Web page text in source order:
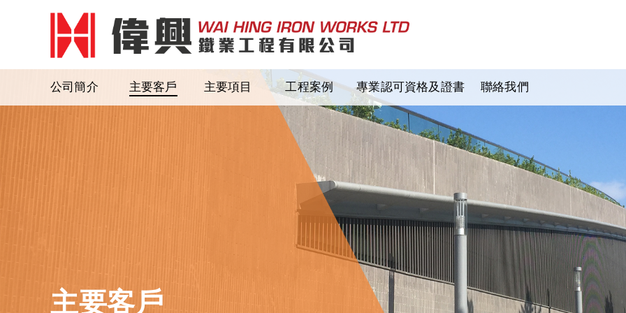
公司簡介 主要客戶 主要項目 工程案例 專業認可資格及證書 聯絡我們
主要客戶